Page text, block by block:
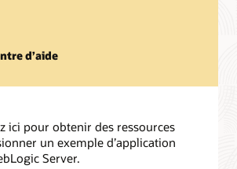
d’aide
ici pour obtenir des ressources
un exemple d’application
Server.